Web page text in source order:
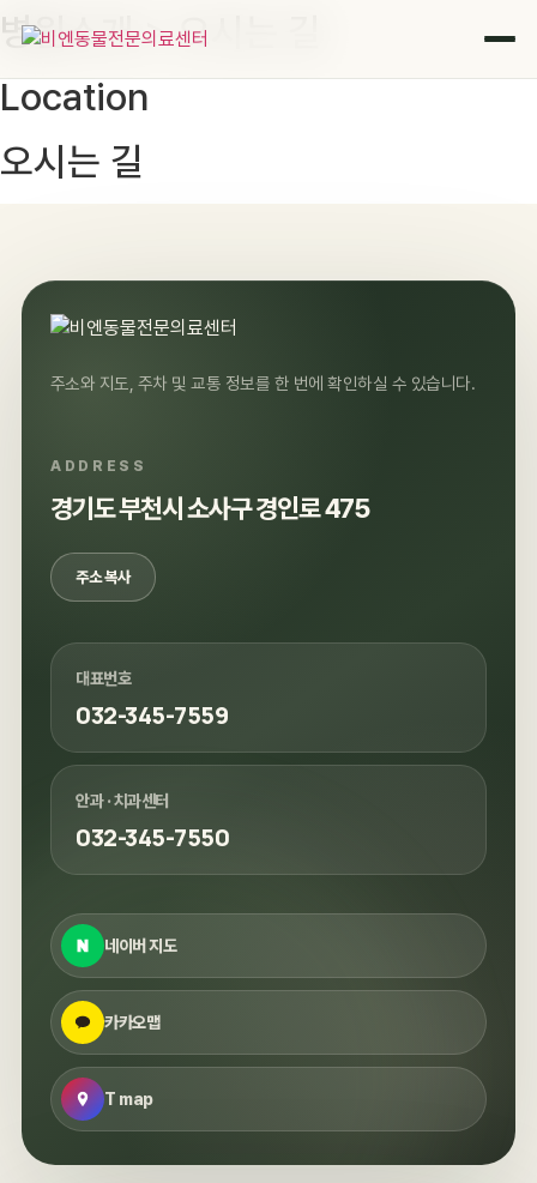
콘
츠
로
너
병원소개 > 오시는 길
Location
오시는 길
주소와 지도, 주차 및 교통 정보를 한 번에 확인하실 수 있습니다.
ADDRESS
경기도 부천시 소사구 경인로 475
주소 복사
대표번호
032-345-7559
안과 · 치과센터
032-345-7550
네이버 지도
카카오맵
T map